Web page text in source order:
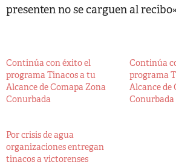
presenten no se carguen al
Continúa con éxito el
programa Tinacos a tu
Alcance de Comapa Zona
Conurbada
Continúa
programa
Alcance de
Conurbada
Por crisis de agua
organizaciones entregan
tinacos a victorenses